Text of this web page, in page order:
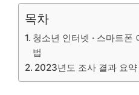
목차
청소년 인터넷 · 스마트폰
법
2023년도 조사 결과 요약